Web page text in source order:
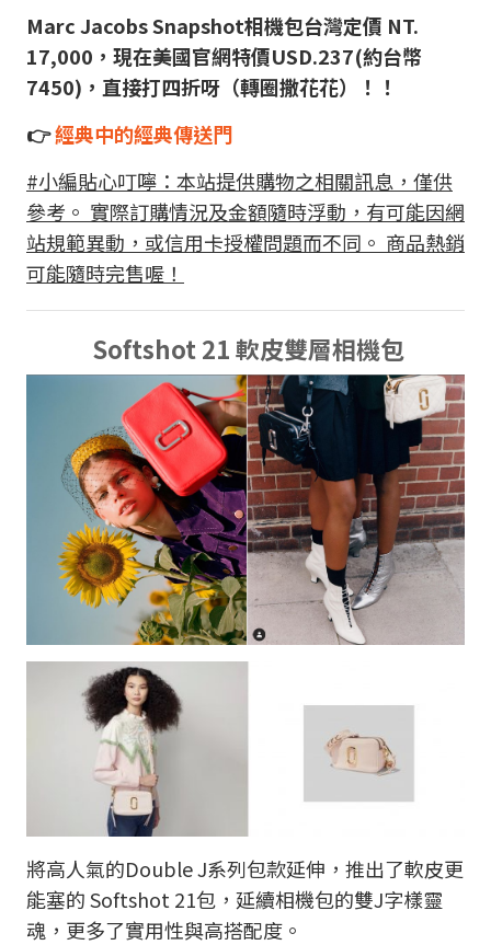
Marc Jacobs Snapshot相機包台灣定價 NT.
17,000，現在美國官網特價USD.237(約台幣
7450)，直接打四折呀（轉圈撒花花）！！
👉經典中的經典傳送門
#小編貼心叮嚀：本站提供購物之相關訊息，僅供
參考。 實際訂購情況及金額隨時浮動，有可能因網
站規範異動，或信用卡授權問題而不同。 商品熱銷
可能隨時完售喔！
Softshot 21 軟皮雙層相機包
將高人氣的Double J系列包款延伸，推出了軟皮更
能塞的 Softshot 21包，延續相機包的雙J字樣靈
魂，更多了實用性與高搭配度。